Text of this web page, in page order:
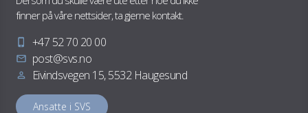
finner på våre nettsider, ta gjerne kontakt.
Telefon+47 52 70 20 00
E-
post
post@svs.no
AdresseEivindsvegen 15, 5532 Haugesund
Ansatte i SVS